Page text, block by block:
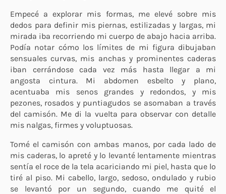
Empecé a explorar mis formas, me elevé sobre mis
dedos para definir mis piernas, estilizadas y largas, mi
mirada iba recorriendo mi cuerpo de abajo hacia arriba.
Podía notar cómo los límites de mi figura dibujaban
sensuales curvas, mis anchas y prominentes caderas
iban cerrándose cada vez más hasta llegar a mi
angosta cintura. Mi abdomen esbelto y plano,
acentuaba mis senos grandes y redondos, y mis
pezones, rosados y puntiagudos se asomaban a través
del camisón. Me di la vuelta para observar con detalle
mis nalgas, firmes y voluptuosas.
Tomé el camisón con ambas manos, por cada lado de
mis caderas, lo apreté y lo levanté lentamente mientras
sentía el roce de la tela acariciando mi piel, hasta que lo
tiré al piso. Mi cabello, largo, sedoso, ondulado y rubio
se levantó por un segundo, cuando me quité el